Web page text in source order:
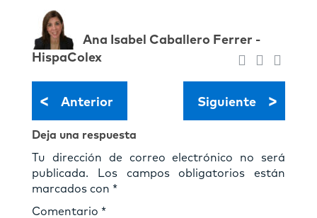
Ana Isabel Caballero Ferrer -
HispaColex
< Anterior Siguiente >
Deja una respuesta
Tu dirección de correo electrónico no será
publicada.
Los campos obligatorios están
marcados con *
Comentario *